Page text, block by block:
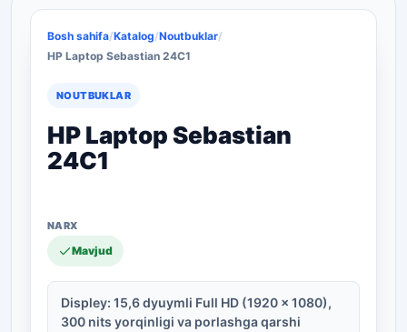
Bosh sahifa/Katalog/Noutbuklar/
HP Laptop Sebastian 24C1
NOUTBUKLAR
HP Laptop Sebastian
24C1
Mavjud
Displey: 15,6 dyuymli Full HD (1920 x 1080),
300 nits yorqinligi va porlashga qarshi